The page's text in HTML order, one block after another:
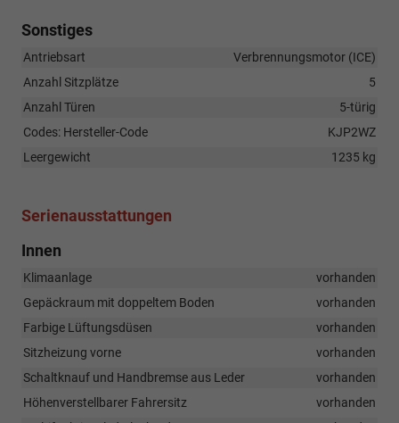
Sonstiges
Antriebsart
Verbrennungsmotor (ICE)
Anzahl Sitzplätze
5
Anzahl Türen
5-türig
Codes: Hersteller-Code
KJP2WZ
Leergewicht
1235 kg
Serienausstattungen
Innen
Klimaanlage
vorhanden
Gepäckraum mit doppeltem Boden
vorhanden
Farbige Lüftungsdüsen
vorhanden
Sitzheizung vorne
vorhanden
Schaltknauf und Handbremse aus Leder
vorhanden
Höhenverstellbarer Fahrersitz
vorhanden